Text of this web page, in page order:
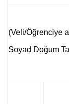
(Veli/Öğrenciye
Soyad Doğum